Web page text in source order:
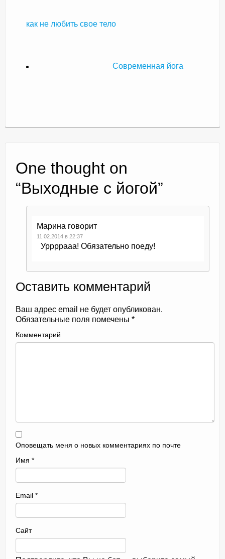
как не любить свое тело
Современная йога
One thought on
“Выходные с йогой”
Марина говорит
11.02.2014 в 22:37
Уррррааа! Обязательно поеду!
Оставить комментарий
Ваш адрес email не будет опубликован.
Обязательные поля помечены *
Комментарий
Оповещать меня о новых комментариях по почте
Имя *
Email *
Сайт